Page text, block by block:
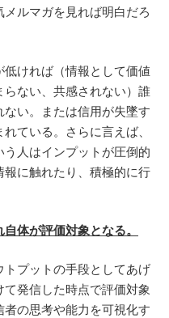
ルマガを見れば明白だろ
ければ（情報として価値
ない、共感されない）誰
い。または信用が失墜す
ている。さらに言えば、
人はインプットが圧倒的
に触れたり、積極的に行
体が評価対象となる。
プットの手段としてあげ
発信した時点で評価対象
の思考や能力を可視化す